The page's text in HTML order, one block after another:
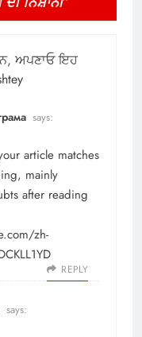
ਅਪਣਾਓ ਇਹ
says:
article matches
mainly
after reading
zh-
REPLY
says: